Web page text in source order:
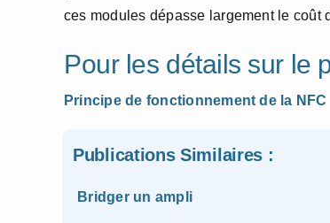
ces modules dépasse largement le coût
Pour les détails sur le
Principe de fonctionnement de la NFC
Publications Similaires :
Bridger un ampli